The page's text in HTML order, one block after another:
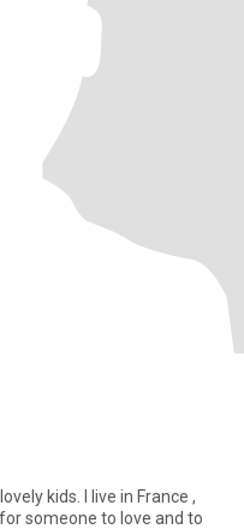
kids. I live in France ,
someone to love and to